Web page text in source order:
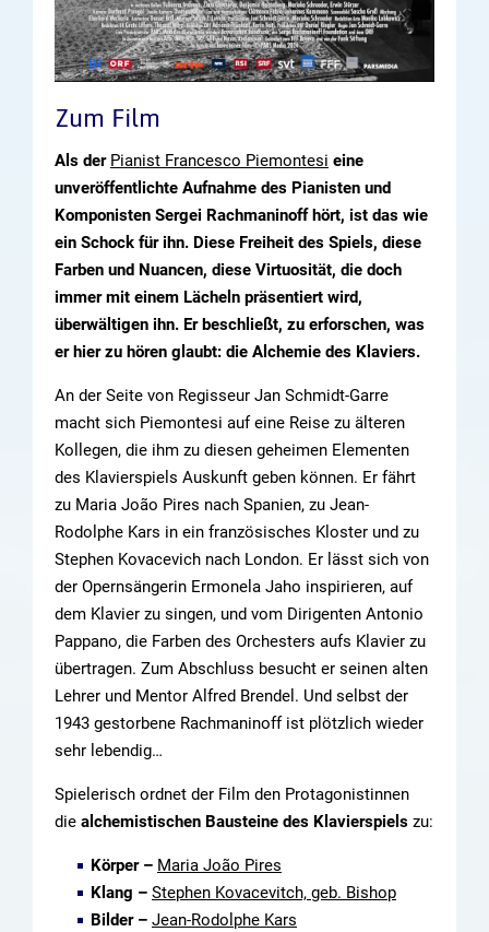
Zum Film
Als der Pianist Francesco Piemontesi eine
unveröffentlichte Aufnahme des Pianisten und
Komponisten Sergei Rachmaninoff hört, ist das wie
ein Schock für ihn. Diese Freiheit des Spiels, diese
Farben und Nuancen, diese Virtuosität, die doch
immer mit einem Lächeln präsentiert wird,
überwältigen ihn. Er beschließt, zu erforschen, was
er hier zu hören glaubt: die Alchemie des Klaviers.
An der Seite von Regisseur Jan Schmidt-Garre
macht sich Piemontesi auf eine Reise zu älteren
Kollegen, die ihm zu diesen geheimen Elementen
des Klavierspiels Auskunft geben können. Er fährt
zu Maria João Pires nach Spanien, zu Jean-
Rodolphe Kars in ein französisches Kloster und zu
Stephen Kovacevich nach London. Er lässt sich von
der Opernsängerin Ermonela Jaho inspirieren, auf
dem Klavier zu singen, und vom Dirigenten Antonio
Pappano, die Farben des Orchesters aufs Klavier zu
übertragen. Zum Abschluss besucht er seinen alten
Lehrer und Mentor Alfred Brendel. Und selbst der
1943 gestorbene Rachmaninoff ist plötzlich wieder
sehr lebendig…
Spielerisch ordnet der Film den Protagonistinnen
die alchemistischen Bausteine des Klavierspiels zu:
Körper – Maria João Pires
Klang – Stephen Kovacevitch, geb. Bishop
Bilder – Jean-Rodolphe Kars